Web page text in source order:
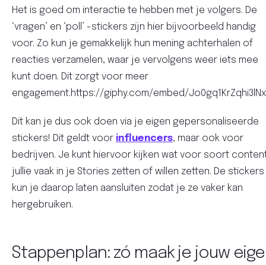
Het is goed om interactie te hebben met je volgers. De
‘vragen’ en ‘poll’ -stickers zijn hier bijvoorbeeld handig
voor. Zo kun je gemakkelijk hun mening achterhalen of
reacties verzamelen, waar je vervolgens weer iets mee
kunt doen. Dit zorgt voor meer
engagement.https://giphy.com/embed/
Dit kan je dus ook doen via je eigen gepersonaliseerde
stickers! Dit geldt voor influencers, maar ook voor
bedrijven. Je kunt hiervoor kijken wat voor soort
jullie vaak in je Stories zetten of willen zetten. De stickers
kun je daarop laten aansluiten zodat je ze vaker kan
hergebruiken.
Stappenplan: zó maak je jouw